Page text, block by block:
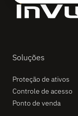
Soluções
Proteção de ativos
Controle de acesso
Ponto de venda